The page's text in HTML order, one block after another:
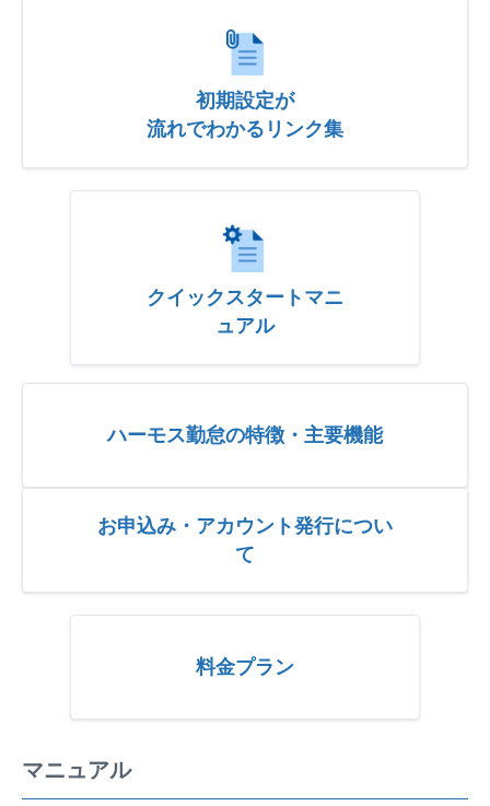
初期設定が
流れでわかるリンク集
クイックスタートマニ
ュアル
ハーモス勤怠の特徴・主要機能
お申込み・アカウント発行につい
て
料金プラン
マニュアル